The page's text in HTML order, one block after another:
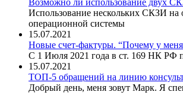
Использование нескольких СКЗИ
операционной системы
15.07.2021
Новые счет-фактуры. “Почему у
С 1 Июля 2021 года в ст. 169 НК РФ
15.07.2021
ТОП-5 обращений на линию
Добрый день, меня зовут Марк. Я